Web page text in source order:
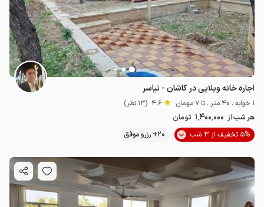
اجاره خانه ویلایی در کاشان - نیاسر
1 خوابه . 40 متر . تا 7 مهمان 4.6 (13 نظر)
هر شب از 1٬400٬000 تومان
5% تخفیف از 3 شب
20+ رزرو موفق